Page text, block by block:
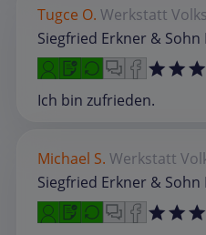
Tugce O. Werkstatt
Siegfried Erkner &
Ich bin zufrieden.
Michael S. Werkstatt
Siegfried Erkner &